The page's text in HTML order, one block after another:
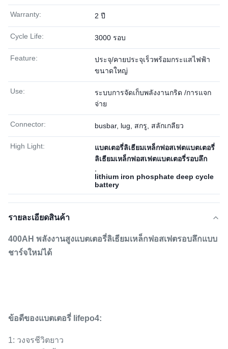
Warranty: 2 ปี
Cycle Life: 3000 รอบ
Feature:
ประจุ/คายประจุเร็วพร้อมกระแสไฟฟ้า
ขนาดใหญ่
Use:
ระบบการจัดเก็บพลังงานกริด /การแจก
จ่าย
Connector: busbar, lug, สกรู, สลักเกลียว
High Light:
แบตเตอรี่ลิเธียมเหล็กฟอสเฟตแบตเตอรี่
ลิเธียมเหล็กฟอสเฟตแบตเตอรี่รอบลึก
lithium iron phosphate deep cycle
battery
รายละเอียดสินค้า
400AH พลังงานสูงแบตเตอรี่ลิเธียมเหล็กฟอสเฟตรอบลึกแบบ
ชาร์จใหม่ได้
ข้อดีของแบตเตอรี่ lifepo4:
1: วงจรชีวิตยาว